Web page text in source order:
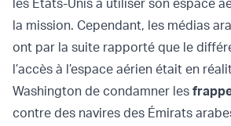
les États-Unis à utiliser son espace
la mission. Cependant, les médias
ont par la suite rapporté que le
l’accès à l’espace aérien était en
Washington de condamner les
contre des navires des Émirats